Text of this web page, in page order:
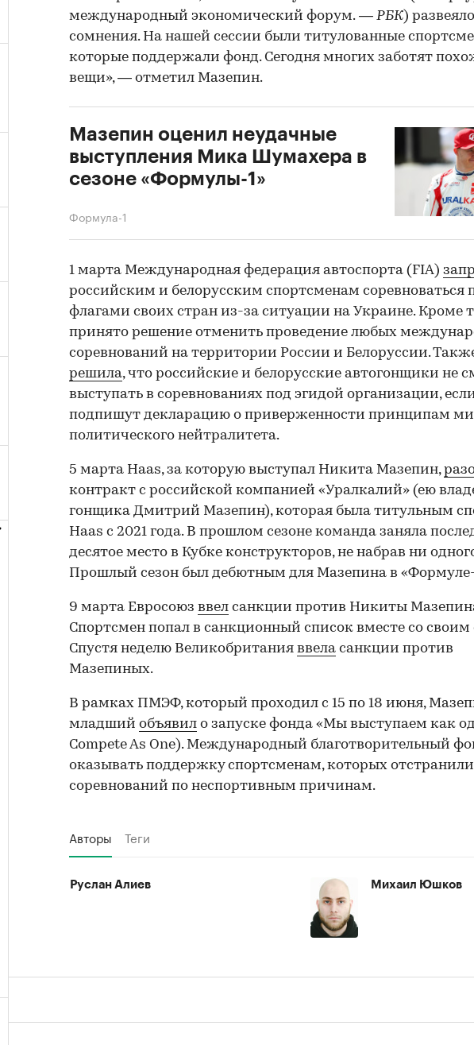
международный экономический форум. — РБК)
сомнения. На нашей сессии были титулованные
которые поддержали фонд. Сегодня многих заботят
вещи», — отметил Мазепин.
Мазепин оценил неудачные
выступления Мика Шумахера в
сезоне «Формулы-1»
Формула-1
1 марта Международная федерация автоспорта (FIA)
российским и белорусским спортсменам соревноваться
флагами своих стран из-за ситуации на Украине. Кроме
принято решение отменить проведение любых
соревнований на территории России и Белоруссии.
решила, что российские и белорусские автогонщики не
выступать в соревнованиях под эгидой организации,
подпишут декларацию о приверженности принципам
политического нейтралитета.
5 марта Haas, за которую выступал Никита Мазепин,
контракт с российской компанией «Уралкалий» (ею
гонщика Дмитрий Мазепин), которая была титульным
Нaas с 2021 года. В прошлом сезоне команда заняла
десятое место в Кубке конструкторов, не набрав ни
Прошлый сезон был дебютным для Мазепина в «Формуле-
9 марта Евросоюз ввел санкции против Никиты
Спортсмен попал в санкционный список вместе со своим
Спустя неделю Великобритания ввела санкции против
Мазепиных.
В рамках ПМЭФ, который проходил с 15 по 18 июня,
младший объявил о запуске фонда «Мы выступаем как
Сompete As Оne). Международный благотворительный
оказывать поддержку спортсменам, которых
соревнований по неспортивным причинам.
Авторы Теги
Руслан Алиев Михаил Юшков